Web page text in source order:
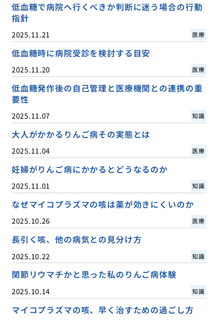
低血糖で病院へ行くべきか判断に迷う場合の行動
指針
2025.11.21 医療
低血糖時に病院受診を検討する目安
2025.11.20 医療
低血糖発作後の自己管理と医療機関との連携の重
要性
2025.11.07 知識
大人がかかるりんご病その実態とは
2025.11.04 医療
妊婦がりんご病にかかるとどうなるのか
2025.11.01 知識
なぜマイコプラズマの咳は薬が効きにくいのか
2025.10.26 医療
長引く咳、他の病気との見分け方
2025.10.22 知識
関節リウマチかと思った私のりんご病体験
2025.10.14 知識
マイコプラズマの咳、早く治すための過ごし方